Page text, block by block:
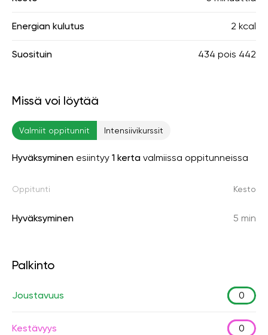
Energian kulutus 2 kcal
Suosituin 434 pois 442
Missä voi löytää
Valmiit oppitunnit Intensiivikurssit
Hyväksyminen esiintyy 1 kerta valmiissa oppitunneissa
Oppitunti Kesto
Hyväksyminen 5 min
Palkinto
Joustavuus 0
Kestävyys 0